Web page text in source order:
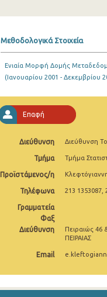
Ιουλίου 2025
Μαΐου 2025
Μαρτίου 2025
Φεβρουαρίου 2025
Ιανουαρίου 2025
Δεκεμβρίου 2024
Νοεμβρίου 2024
Οκτωβρίου 2024
Μεθοδολογικά Στοιχεία
Ενιαία Μορφή Δομής
(Ιανουαρίου 2001 - Δεκεμβρίου
Επαφή
Διεύθυνση Διεύθυνση
Τμήμα Τμήμα
Προϊστάμενος/η
Τηλέφωνα 213 1353087,
Γραμματεία
Φαξ
Διεύθυνση
Πειραιώς 46
ΠΕΙΡΑΙΑΣ
Email